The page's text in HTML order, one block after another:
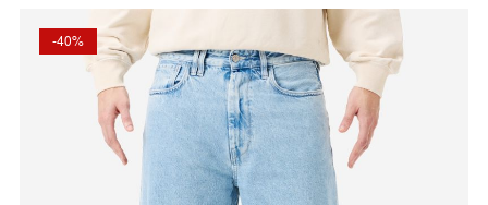
-40%